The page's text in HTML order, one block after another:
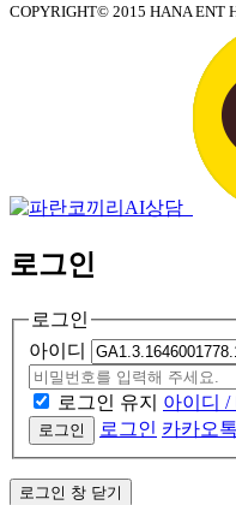
COPYRIGHT© 2015 HANA ENT
로그인
로그인
아이디
로그인 유지 아이디 /
로그인 로그인 카카오
로그인 창 닫기